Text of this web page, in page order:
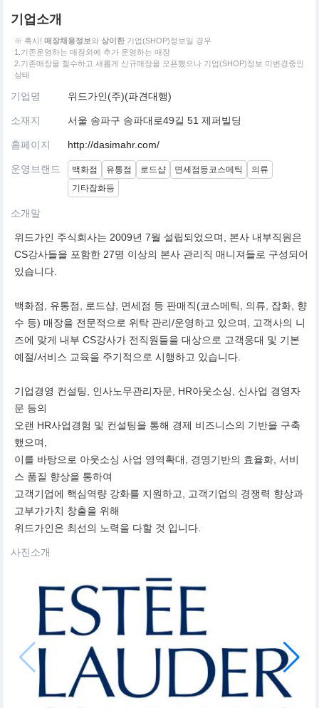
기업소개
※ 혹시! 매장채용정보와 상이한 기업(SHOP)정보일 경우
1.기존운영하는 매장외에 추가 운영하는 매장
2.기존매장을 철수하고 새롭게 신규매장을 오픈했으나 기업(SHOP)정보 미변경중인
상태
기업명 위드가인(주)(파견대행)
소재지 서울 송파구 송파대로49길 51 제퍼빌딩
홈페이지 http://dasimahr.com/
운영브랜드 백화점 유통점 로드샵 면세점등코스메틱
의류
기타잡화등
소개말
위드가인 주식회사는 2009년 7월 설립되었으며, 본사 내부직원은
CS강사들을 포함한 27명 이상의 본사 관리직 매니져들로 구성되어
있습니다.
백화점, 유통점, 로드샵, 면세점 등 판매직(코스메틱, 의류, 잡화, 향
수 등) 매장을 전문적으로 위탁 관리/운영하고 있으며, 고객사의 니
즈에 맞게 내부 CS강사가 전직원들을 대상으로 고객응대 및 기본
예절/서비스 교육을 주기적으로 시행하고 있습니다.
기업경영 컨설팅, 인사노무관리자문, HR아웃소싱, 신사업 경영자
문 등의
오랜 HR사업경험 및 컨설팅을 통해 경제 비즈니스의 기반을 구축
했으며,
이를 바탕으로 아웃소싱 사업 영역확대, 경영기반의 효율화, 서비
스 품질 향상을 통하여
고객기업에 핵심역량 강화를 지원하고, 고객기업의 경쟁력 향상과
고부가가치 창출을 위해
위드가인은 최선의 노력을 다할 것 입니다.
사진소개